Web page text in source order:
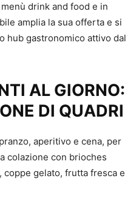
drink and food e in
amplia la sua offerta e si
hub gastronomico attivo dal
AL GIORNO:
DI QUADRI
aperitivo e cena, per
colazione con brioches
gelato, frutta fresca e